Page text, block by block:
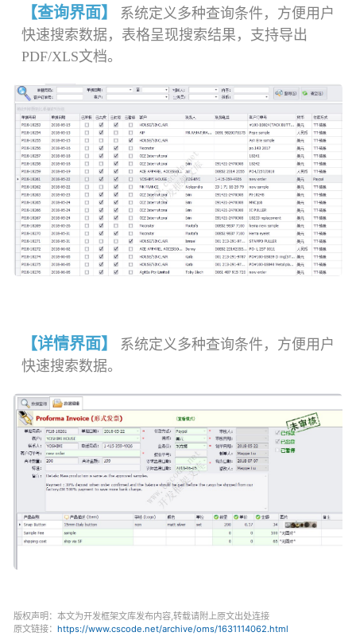
【查询界面】
系统定义多种查询条件，方便用户
快速搜索数据，表格呈现搜索结果，支持导出
PDF/XLS文档。
【详情界面】
系统定义多种查询条件，方便用户
快速搜索数据。
版权声明：本文为开发框架文库发布内容,转载请附上原文出处连接
原文链接： https://www.cscode.net/archive/oms/1631114062.html